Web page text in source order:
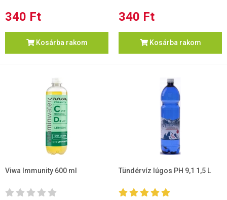
340 Ft
Kosárba rakom
340 Ft
Kosárba rakom
Viwa Immunity 600 ml Tündérvíz lúgos PH 9,1 1,5 L